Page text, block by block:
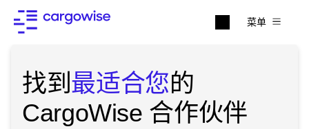
菜单
找到 最适合您的
CargoWise 合作伙伴